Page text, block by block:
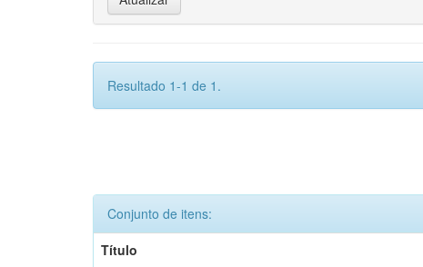
Resultado 1-1 de 1.
Conjunto de itens:
Título